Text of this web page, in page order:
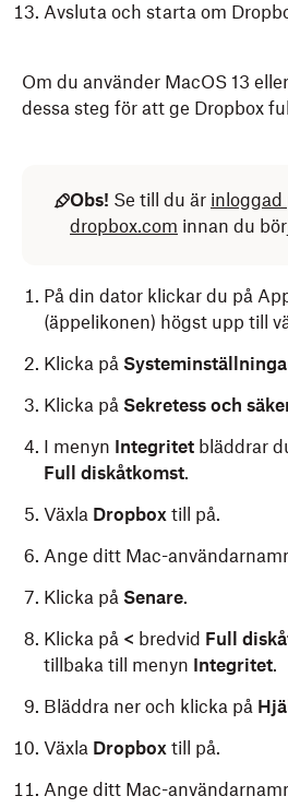
Avsluta och starta om
Om du använder MacOS 13
dessa steg för att ge Dropbox
Obs! Se till du är inloggad
dropbox.com innan du
På din dator klickar du på
(äppelikonen) högst upp till
Klicka på
Klicka på Sekretess och
I menyn Integritet bläddrar
Full diskåtkomst.
Växla Dropbox till på.
Ange ditt Mac-
Klicka på Senare.
Klicka på < bredvid Full
tillbaka till menyn Integritet.
Bläddra ner och klicka på
Växla Dropbox till på.
Ange ditt Mac-